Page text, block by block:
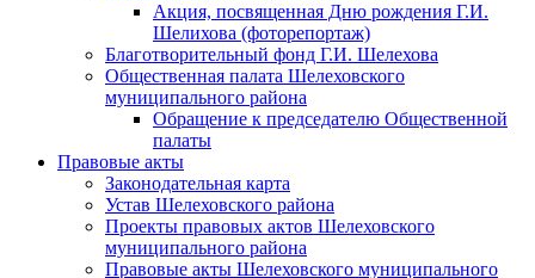
Акция, посвященная Дню рождения Г.И.
Шелихова (фоторепортаж)
Благотворительный фонд Г.И. Шелехова
Общественная палата Шелеховского
муниципального района
Обращение к председателю Общественной
палаты
Правовые акты
Законодательная карта
Устав Шелеховского района
Проекты правовых актов Шелеховского
муниципального района
Правовые акты Шелеховского муниципального